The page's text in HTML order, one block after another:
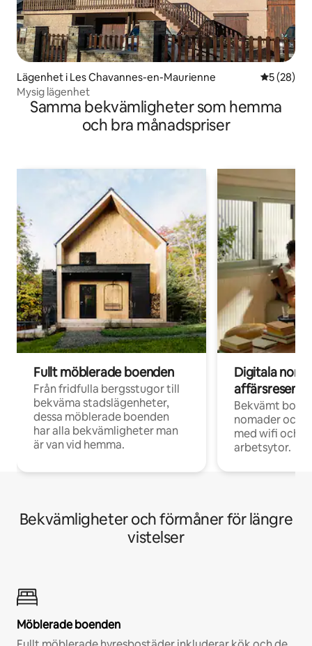
Lägenhet i Les Chavannes-en-Maurienne 5 av 5 i
5 (28)
Mysig lägenhet
Samma bekvämligheter som hemma
och bra månadspriser
Fullt möblerade boenden
Från fridfulla bergsstugor till
bekväma stadslägenheter,
dessa möblerade boenden
har alla bekvämligheter man
är van vid hemma.
Digitala
Bekvämt
nomader och
med wifi och
arbetsytor.
Bekvämligheter och förmåner för längre
vistelser
Möblerade boenden